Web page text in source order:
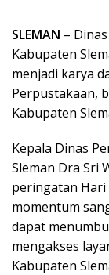
SLEMAN –
Kabupaten
menjadi karya
Perpustakaan,
Kabupaten
Kepala Dinas
Sleman Dra Sri
peringatan
momentum
dapat
mengakses
Kabupaten